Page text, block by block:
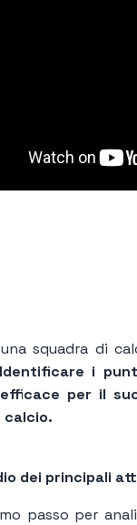
squadra di
Identificare i
per il
calcio.
dei principali
passo per